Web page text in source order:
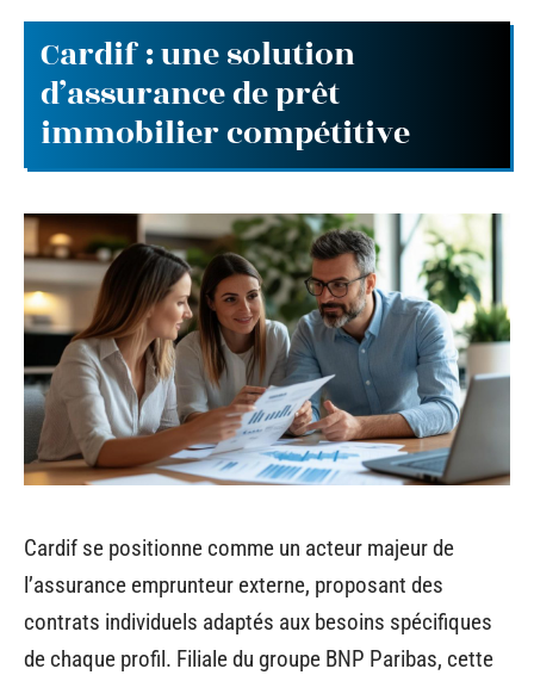
Cardif : une solution
d’assurance de prêt
immobilier compétitive
Cardif se positionne comme un acteur majeur de
l’assurance emprunteur externe, proposant des
contrats individuels adaptés aux besoins spécifiques
de chaque profil. Filiale du groupe BNP Paribas, cette